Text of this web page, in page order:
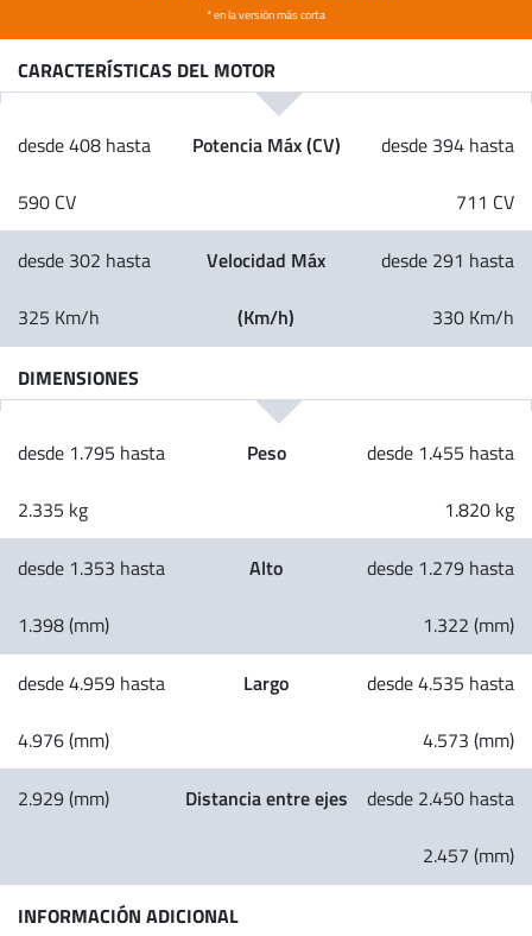
* en la versión más corta
CARACTERÍSTICAS DEL MOTOR
desde 408 hasta
590 CV
Potencia Máx (CV) desde 394 hasta
711 CV
desde 302 hasta
325 Km/h
Velocidad Máx
(Km/h)
desde 291 hasta
330 Km/h
DIMENSIONES
desde 1.795 hasta
2.335 kg
Peso desde 1.455 hasta
1.820 kg
desde 1.353 hasta
1.398 (mm)
Alto desde 1.279 hasta
1.322 (mm)
desde 4.959 hasta
4.976 (mm)
Largo desde 4.535 hasta
4.573 (mm)
2.929 (mm) Distancia entre ejes desde 2.450 hasta
2.457 (mm)
INFORMACIÓN ADICIONAL